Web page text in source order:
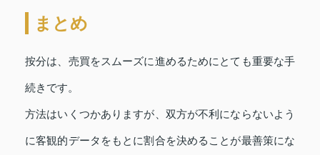
まとめ
按分は、売買をスムーズに進めるためにとても重要な手
続きです。
方法はいくつかありますが、双方が不利にならないよう
に客観的データをもとに割合を決めることが最善策にな